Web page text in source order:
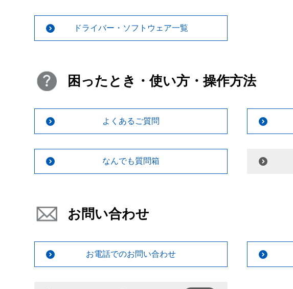
ドライバー・ソフトウェア一覧
困ったとき・使い方・操作方法
よくあるご質問
なんでも質問箱
お問い合わせ
お電話でのお問い合わせ